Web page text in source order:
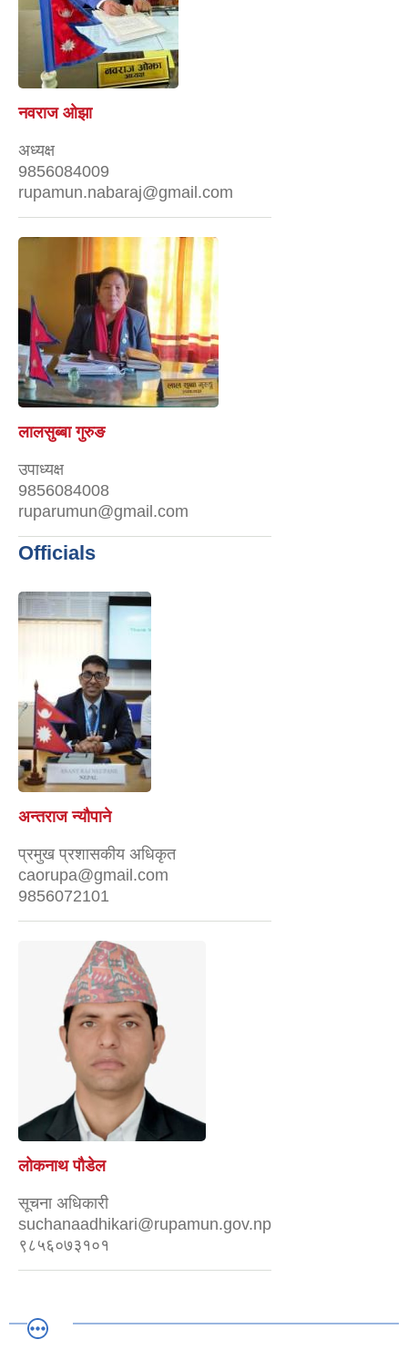
नवराज ओझा
अध्यक्ष
9856084009
rupamun.nabaraj@gmail.com
लालसुब्बा गुरुङ
उपाध्यक्ष
9856084008
ruparumun@gmail.com
Officials
अन्तराज न्यौपाने
प्रमुख प्रशासकीय अधिकृत
caorupa@gmail.com
9856072101
लोकनाथ पौडेल
सूचना अधिकारी
suchanaadhikari@rupamun.gov.np
९८५६०७३१०१